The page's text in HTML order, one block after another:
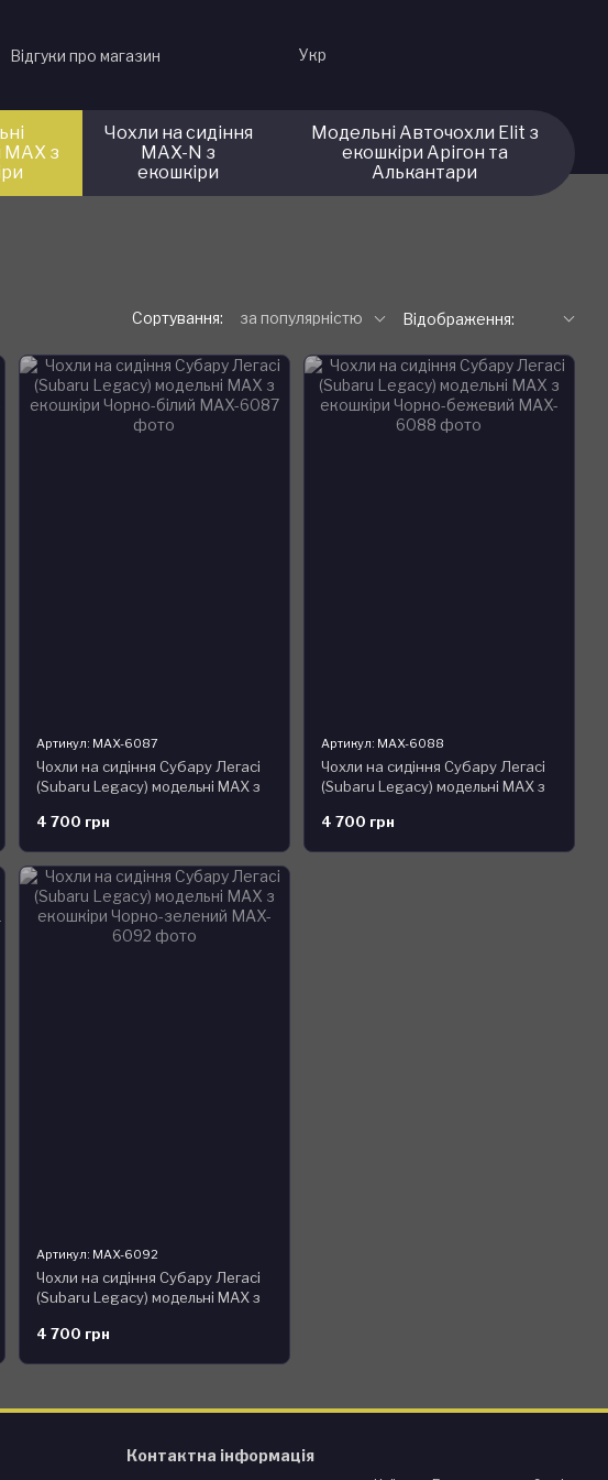
Відгуки про магазин Укр
з
Чохли на сидіння
MAX-N з
екошкіри
Модельні Авточохли Elit з
екошкіри Арігон та
Алькантари
Сортування: за популярністю Відображення:
Артикул: MAX-6087
Чохли на сидіння Субару Легасі
(Subaru Legacy) модельні MAX з
4 700 грн
Артикул: MAX-6088
Чохли на сидіння Субару Легасі
(Subaru Legacy) модельні MAX з
4 700 грн
Артикул: MAX-6092
Чохли на сидіння Субару Легасі
(Subaru Legacy) модельні MAX з
4 700 грн
Контактна інформація